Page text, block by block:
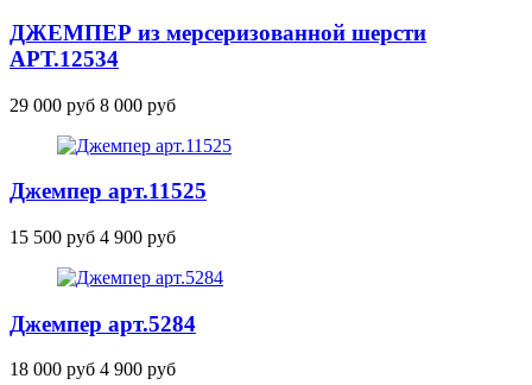
ДЖЕМПЕР из мерсеризованной шерсти
АРТ.12534
29 000 руб 8 000 руб
Джемпер арт.11525
15 500 руб 4 900 руб
Джемпер арт.5284
18 000 руб 4 900 руб